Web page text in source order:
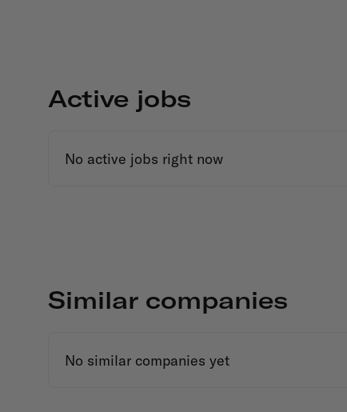
Active jobs
No active jobs right now
Similar companies
No similar companies yet